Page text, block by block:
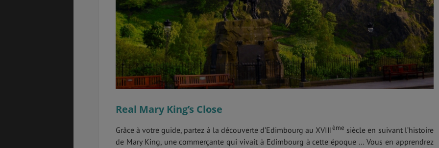
Real Mary King’s Close
Grâce à votre guide, partez à la découverte d’Edimbourg au XVIIIème siècle en suivant l’histoire
de Mary King, une commerçante qui vivait à Edimbourg à cette époque … Vous en apprendrez